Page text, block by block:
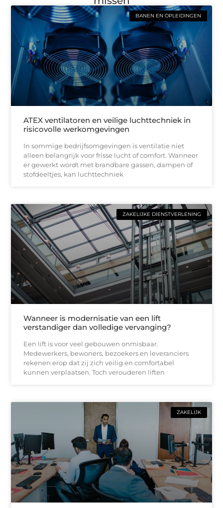
BANEN EN OPLEIDINGEN
ATEX ventilatoren en veilige luchttechniek in
risicovolle werkomgevingen
In sommige bedrijfsomgevingen is ventilatie niet
alleen belangrijk voor frisse lucht of comfort. Wanneer
er gewerkt wordt met brandbare gassen, dampen of
stofdeeltjes, kan luchttechniek
ZAKELIJKE DIENSTVERLENING
Wanneer is modernisatie van een lift
verstandiger dan volledige vervanging?
Een lift is voor veel gebouwen onmisbaar.
Medewerkers, bewoners, bezoekers en leveranciers
rekenen erop dat zij zich veilig en comfortabel
kunnen verplaatsen. Toch verouderen liften
ZAKELIJK